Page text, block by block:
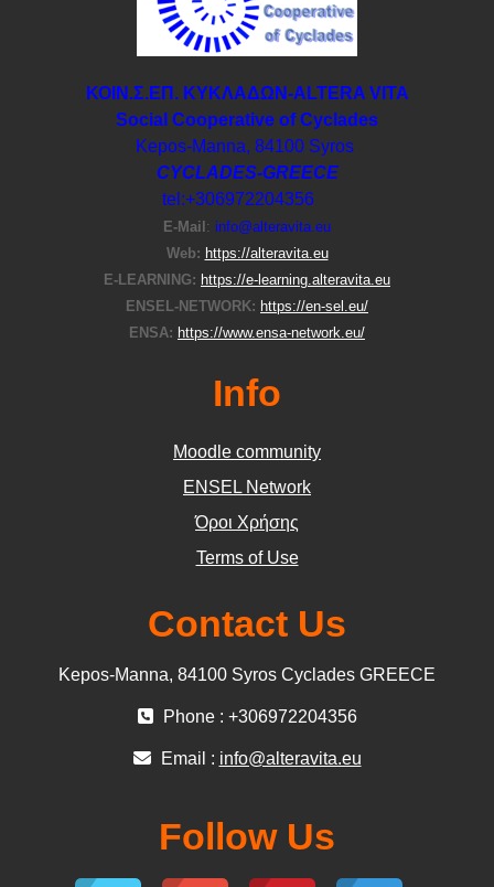
ΚΟΙΝ.Σ.ΕΠ. ΚΥΚΛΑΔΩΝ-ΑLTERA VITA
Social Cooperative of Cyclades
Kepos-Manna, 84100 Syros
CYCLADES-GREECE
tel:+306972204356
E-Μail : info@alteravita.eu
Web: https://alteravita.eu
E-LEARNING: https://e-learning.alteravita.eu
ENSEL-NETWORK: https://en-sel.eu/
ENSA: https://www.ensa-network.eu/
Info
Moodle community
ΕΝSEL Network
Όροι Χρήσης
Terms of Use
Contact Us
Kepos-Manna, 84100 Syros Cyclades GREECE
Phone : +306972204356
Email : info@alteravita.eu
Follow Us